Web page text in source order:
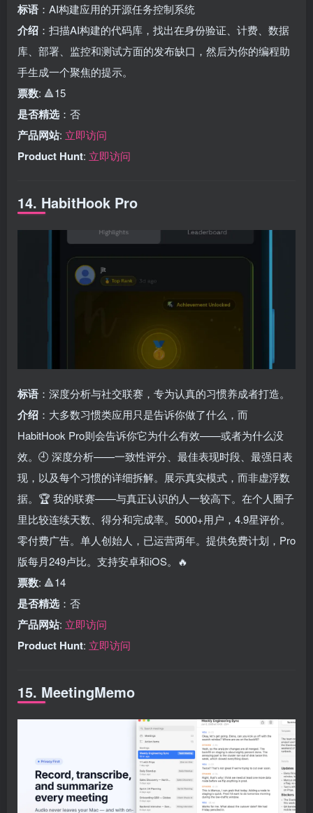
标语 ：AI构建应用的开源任务控制系统
介绍 ：扫描AI构建的代码库，找出在身份验证、计费、数据
库、部署、监控和测试方面的发布缺口，然后为你的编程助
手生成一个聚焦的提示。
票数: 🔺15
是否精选 ：否
产品网站: 立即访问
Product Hunt: 立即访问
14. HabitHook Pro
标语 ：深度分析与社交联赛，专为认真的习惯养成者打造。
介绍 ：大多数习惯类应用只是告诉你做了什么，而
HabitHook Pro则会告诉你它为什么有效——或者为什么没
效。🕘 深度分析——一致性评分、最佳表现时段、最强日表
现，以及每个习惯的详细拆解。展示真实模式，而非虚浮数
据。🏆 我的联赛——与真正认识的人一较高下。在个人圈子
里比较连续天数、得分和完成率。5000+用户，4.9星评价。
零付费广告。单人创始人，已运营两年。提供免费计划，Pro
版每月249卢比。支持安卓和iOS。🔥
票数: 🔺14
是否精选 ：否
产品网站: 立即访问
Product Hunt: 立即访问
15. MeetingMemo